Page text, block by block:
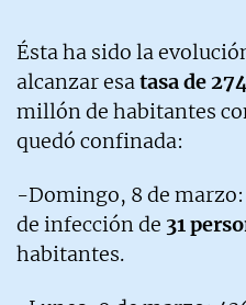
Ésta ha sido la
alcanzar esatasa de
millón de habitantes
quedó confinada:
-Domingo, 8 de
de infección de 31
habitantes.